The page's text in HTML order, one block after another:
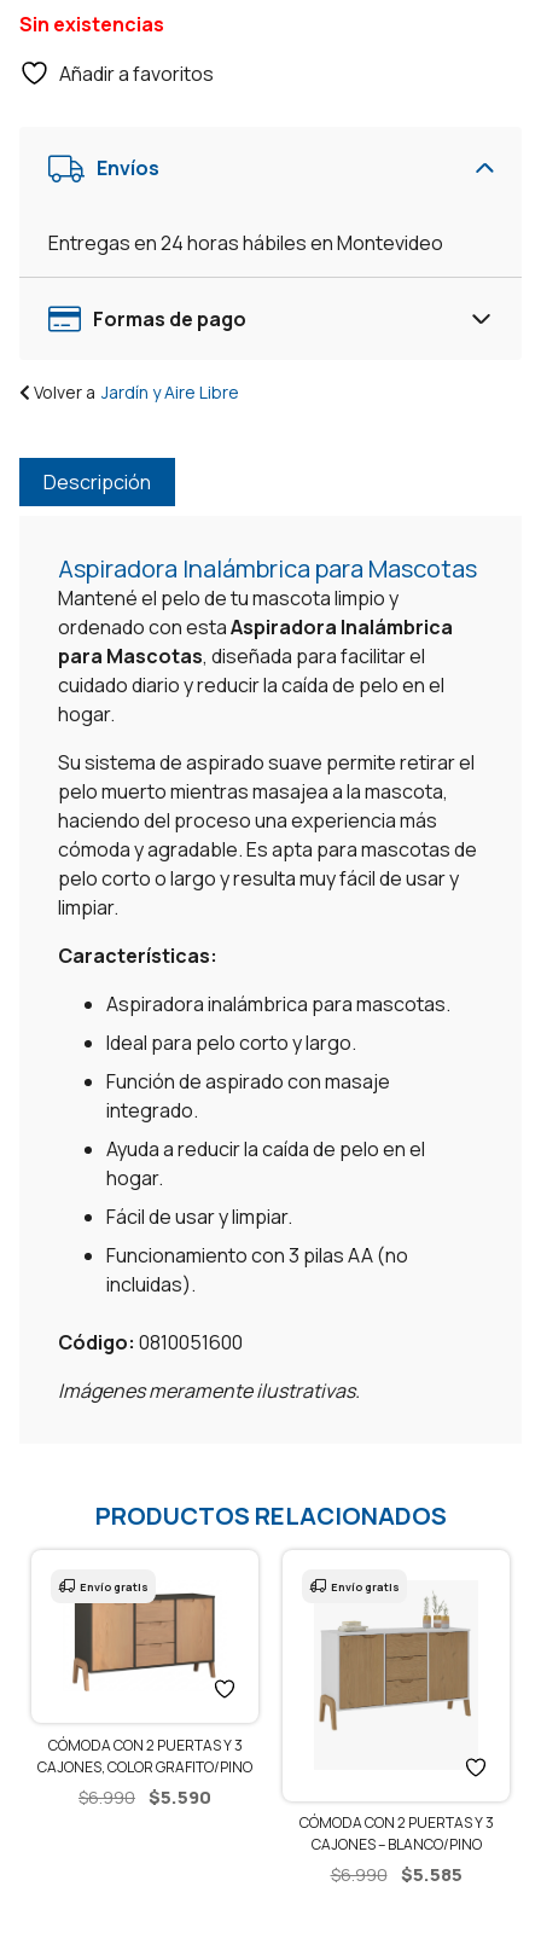
era:
es:
Sin existencias
Añadir a favoritos
Envíos
Entregas en 24 horas hábiles en Montevideo
Formas de pago
Volver a Jardín y Aire Libre
Descripción
Aspiradora Inalámbrica para Mascotas
Mantené el pelo de tu mascota limpio y
ordenado con estaAspiradora Inalámbrica
para Mascotas, diseñada para facilitar el
cuidado diario y reducir la caída de pelo en el
hogar.
Su sistema de aspirado suave permite retirar el
pelo muerto mientras masajea a la mascota,
haciendo del proceso una experiencia más
cómoda y agradable. Es apta para mascotas de
pelo corto o largo y resulta muy fácil de usar y
limpiar.
Características:
Aspiradora inalámbrica para mascotas.
Ideal para pelo corto y largo.
Función de aspirado con masaje
integrado.
Ayuda a reducir la caída de pelo en el
hogar.
Fácil de usar y limpiar.
Funcionamiento con 3 pilas AA (no
incluidas).
Código: 0810051600
Imágenes meramente ilustrativas.
PRODUCTOS RELACIONADOS
CÓMODA CON 2 PUERTAS Y 3
CAJONES, COLOR GRAFITO/PINO
$6.990 El
$5.590
Envío gratis
CÓMODA CON 2 PUERTAS Y 3
CAJONES – BLANCO/PINO
$6.990
El
$5.585El
Envío gratis